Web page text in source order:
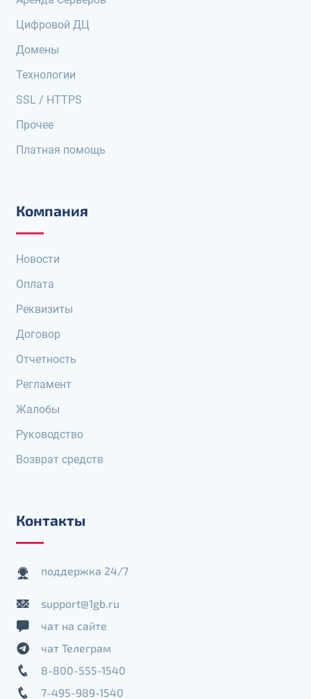
Цифровой ДЦ
Домены
Технологии
SSL / HTTPS
Прочее
Платная помощь
Компания
Новости
Оплата
Реквизиты
Договор
Отчетность
Регламент
Жалобы
Руководство
Возврат средств
Контакты
поддержка 24/7
support@1gb.ru
чат на сайте
чат Телеграм
8-800-555-1540
7-495-989-1540